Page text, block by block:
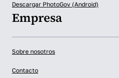
Descargar PhotoGov (Android)
Empresa
Sobre nosotros
Contacto